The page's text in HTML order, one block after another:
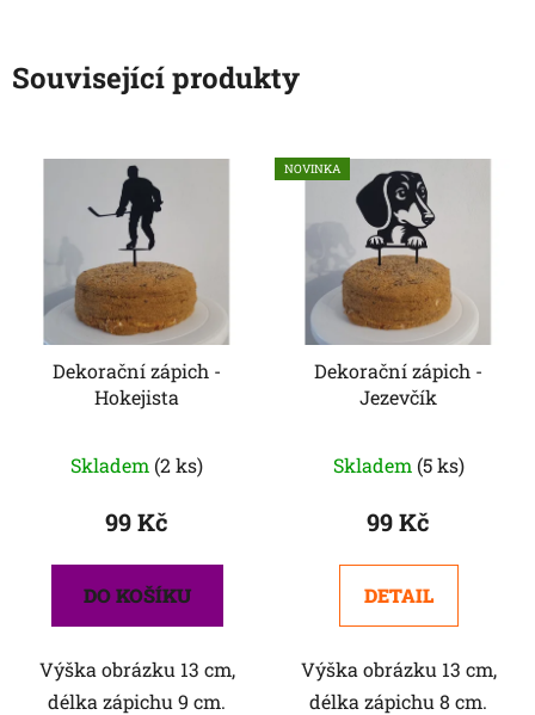
Související produkty
Dekorační zápich -
Hokejista
Skladem (2 ks)
99 Kč
DO KOŠÍKU
Výška obrázku 13 cm,
délka zápichu 9 cm.
NOVINKA
Dekorační zápich -
Jezevčík
hodnocení
produktu
5,0
z
hvězdiček.
Skladem (5 ks)
99 Kč
DETAIL
Výška obrázku 13 cm,
délka zápichu 8 cm.